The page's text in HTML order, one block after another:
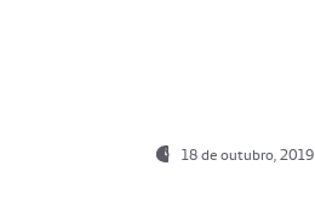
18 de outubro, 2019